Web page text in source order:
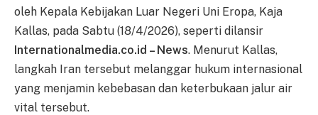
oleh Kepala Kebijakan Luar Negeri Uni Eropa, Kaja
Kallas, pada Sabtu (18/4/2026), seperti dilansir
Internationalmedia.co.id – News. Menurut Kallas,
langkah Iran tersebut melanggar hukum internasional
yang menjamin kebebasan dan keterbukaan jalur air
vital tersebut.